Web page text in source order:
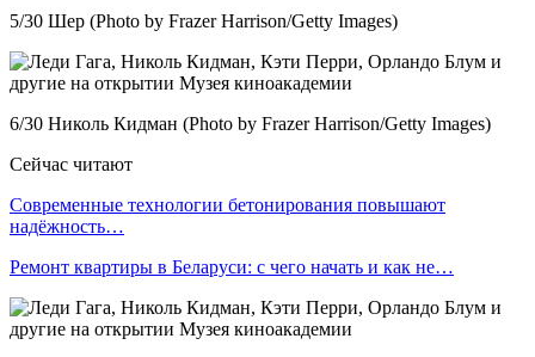
5/30 Шер (Photo by Frazer Harrison/Getty Images)
6/30 Николь Кидман (Photo by Frazer Harrison/Getty Images)
Сейчас читают
Современные технологии бетонирования повышают
надёжность…
Ремонт квартиры в Беларуси: с чего начать и как не…